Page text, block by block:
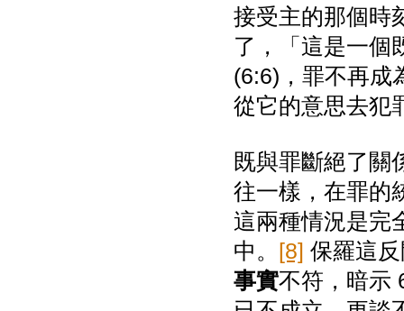
接受主的那個時
了，「這是一個
(6:6)，罪不再成
從它的意思去犯
既與罪斷絕了關
往一樣，在罪的
這兩種情況是完
中。 [8] 保羅這
事實不符，暗示